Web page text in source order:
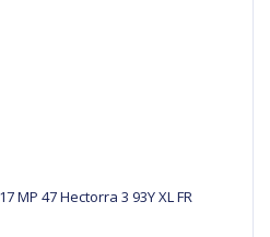
MP 47 Hectorra 3 93Y XL FR